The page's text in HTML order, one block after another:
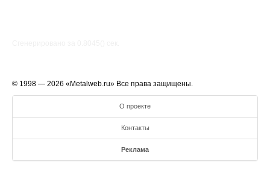
© 1998 — 2026 «Metalweb.ru» Все права защищены.
О проекте
Контакты
Реклама